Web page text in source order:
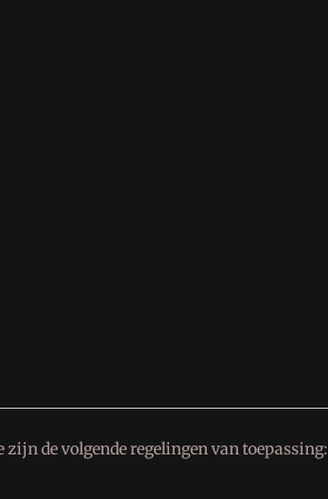
de volgende regelingen van toepassing: